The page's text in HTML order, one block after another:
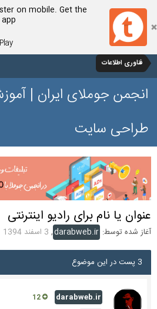
on mobile. Get the
فناوری اطلاعات
انجمن جوملای ایران |
طراحی سایت
عنوان یا نام برای رادیو اینترنتی
آغاز شده توسط: darabweb.ir
, 3 اسفند 1394
3 پست در این موضوع
darabweb.ir